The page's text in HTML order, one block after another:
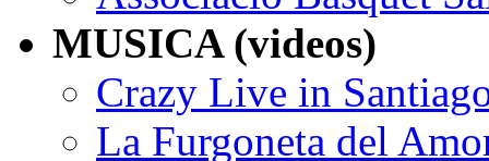
MUSICA (videos)
Crazy Live in
La Furgoneta del